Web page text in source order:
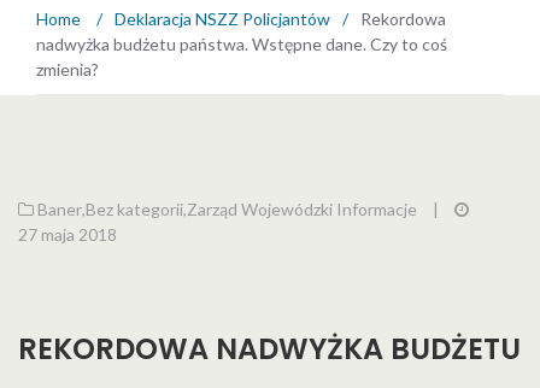
Home / Deklaracja NSZZ Policjantów /
Rekordowa
nadwyżka budżetu państwa. Wstępne dane. Czy to coś
zmienia?
Baner,Bez kategorii,Zarząd Wojewódzki Informacje
|
27 maja 2018
REKORDOWA NADWYŻKA BUDŻETU